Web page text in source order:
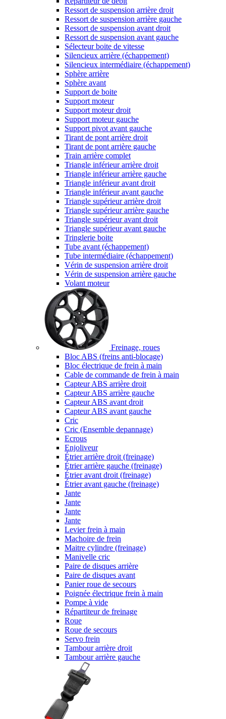
Ressort de suspension arrière droit
Ressort de suspension arrière gauche
Ressort de suspension avant droit
Ressort de suspension avant gauche
Sélecteur boite de vitesse
Silencieux arrière (échappement)
Silencieux intermédiaire (échappement)
Sphère arrière
Sphère avant
Support de boite
Support moteur
Support moteur droit
Support moteur gauche
Support pivot avant gauche
Tirant de pont arrière droit
Tirant de pont arrière gauche
Train arrière complet
Triangle inférieur arrière droit
Triangle inférieur arrière gauche
Triangle inférieur avant droit
Triangle inférieur avant gauche
Triangle supérieur arrière droit
Triangle supérieur arrière gauche
Triangle supérieur avant droit
Triangle supérieur avant gauche
Tringlerie boite
Tube avant (échappement)
Tube intermédiaire (échappement)
Vérin de suspension arrière droit
Vérin de suspension arrière gauche
Volant moteur
Freinage, roues
Bloc ABS (freins anti-blocage)
Bloc électrique de frein à main
Cable de commande de frein à main
Capteur ABS arrière droit
Capteur ABS arrière gauche
Capteur ABS avant droit
Capteur ABS avant gauche
Cric
Cric (Ensemble depannage)
Ecrous
Enjoliveur
Étrier arrière droit (freinage)
Étrier arrière gauche (freinage)
Étrier avant droit (freinage)
Étrier avant gauche (freinage)
Jante
Jante
Jante
Jante
Levier frein à main
Machoire de frein
Maitre cylindre (freinage)
Manivelle cric
Paire de disques arrière
Paire de disques avant
Panier roue de secours
Poignée électrique frein à main
Pompe à vide
Répartiteur de freinage
Roue
Roue de secours
Servo frein
Tambour arrière droit
Tambour arrière gauche